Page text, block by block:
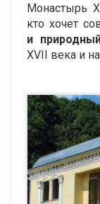
Монастырь
кто хочет
и
XVII века и